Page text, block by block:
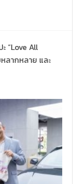
“Love All
ลากหลาย และ